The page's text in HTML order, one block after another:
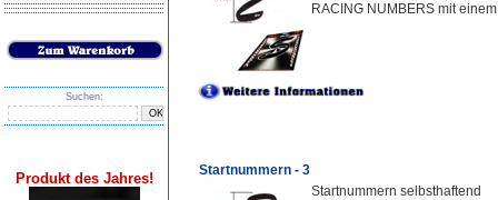
Suchen:
Produkt des Jahres!
RACING NUMBERS mit
Startnummern - 3
Startnummern selbsthaftend